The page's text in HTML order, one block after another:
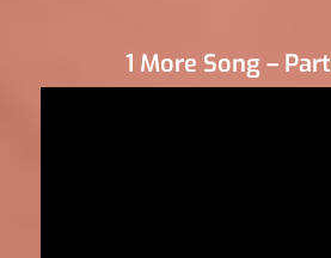
1 More Song –